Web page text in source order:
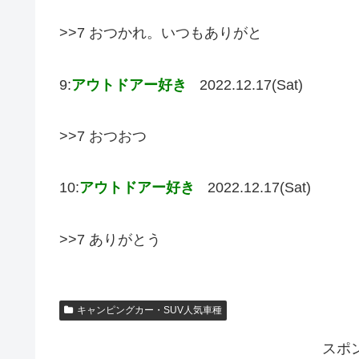
>>7 おつかれ。いつもありがと
9:アウトドアー好き 2022.12.17(Sat)
>>7 おつおつ
10:アウトドアー好き 2022.12.17(Sat)
>>7 ありがとう
キャンピングカー・SUV人気車種
スポ